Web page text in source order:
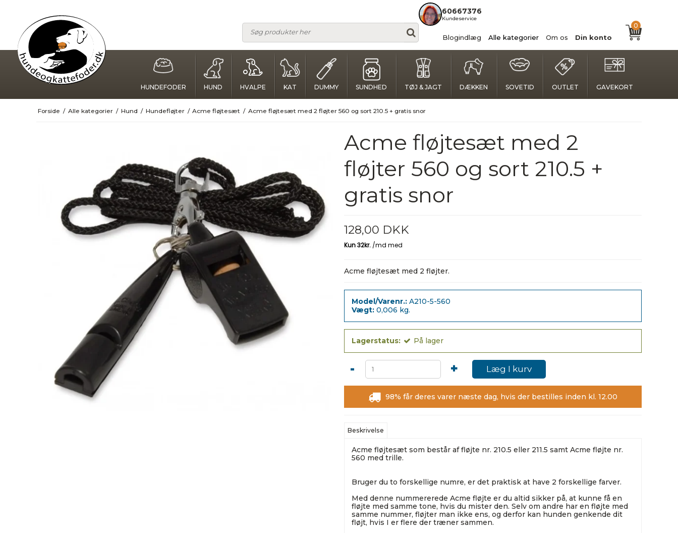
60667376
Kundeservice
Blogindlæg Alle kategorier Om os Din konto
0
HUNDEFODER HUND HVALPE KAT DUMMY SUNDHED TØJ & JAGT DÆKKEN SOVETID OUTLET GAVEKORT
Forside / Alle kategorier / Hund / Hundefløjter / Acme fløjtesæt / Acme fløjtesæt med 2 fløjter 560 og sort 210.5 + gratis snor
Acme fløjtesæt med 2
fløjter 560 og sort 210.5 +
gratis snor
128,00 DKK
Acme fløjtesæt med 2 fløjter.
Model/Varenr.: A210-5-560
Vægt: 0,006 kg.
Lagerstatus: På lager
- + Læg I kurv
98% får deres varer næste dag, hvis der bestilles inden kl. 12.00
Beskrivelse
Acme fløjtesæt som består af fløjte nr. 210.5 eller 211.5 samt Acme fløjte nr.
560 med trille.
Bruger du to forskellige numre, er det praktisk at have 2 forskellige farver.
Med denne nummererede Acme fløjte er du altid sikker på, at kunne få en
fløjte med samme tone, hvis du mister den. Selv om andre har en fløjte med
samme nummer, fløjter man ikke ens, og derfor kan hunden genkende dit
fløjt, hvis I er flere der træner sammen.